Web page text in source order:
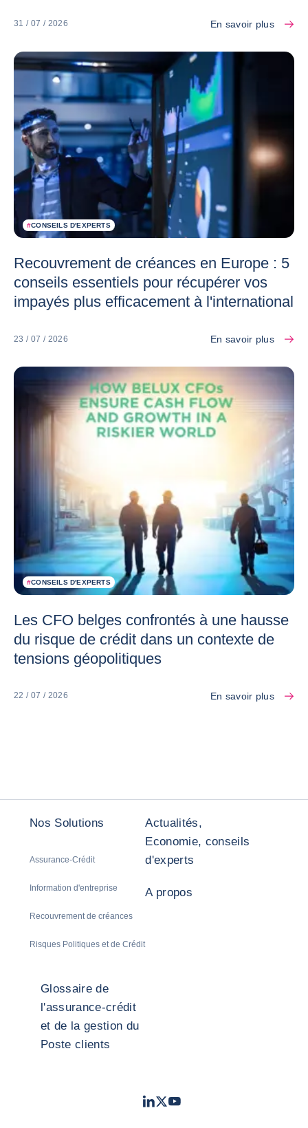
31 / 07 / 2026 En savoir plus
#CONSEILS D'EXPERTS
Recouvrement de créances en Europe : 5
conseils essentiels pour récupérer vos
impayés plus efficacement à l'international
23 / 07 / 2026 En savoir plus
#CONSEILS D'EXPERTS
Les CFO belges confrontés à une hausse
du risque de crédit dans un contexte de
tensions géopolitiques
22 / 07 / 2026 En savoir plus
Nos Solutions
Assurance-Crédit
Information d'entreprise
Recouvrement de créances
Risques Politiques et de Crédit
Actualités,
Economie, conseils
d'experts
A propos
Glossaire de
l'assurance-crédit
et de la gestion du
Poste clients
LinkedIn
TwitterYoutube